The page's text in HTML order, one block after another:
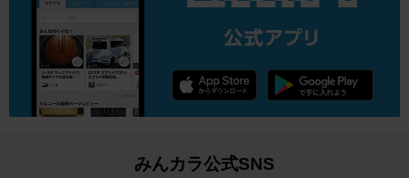
みんカラ公式SNS